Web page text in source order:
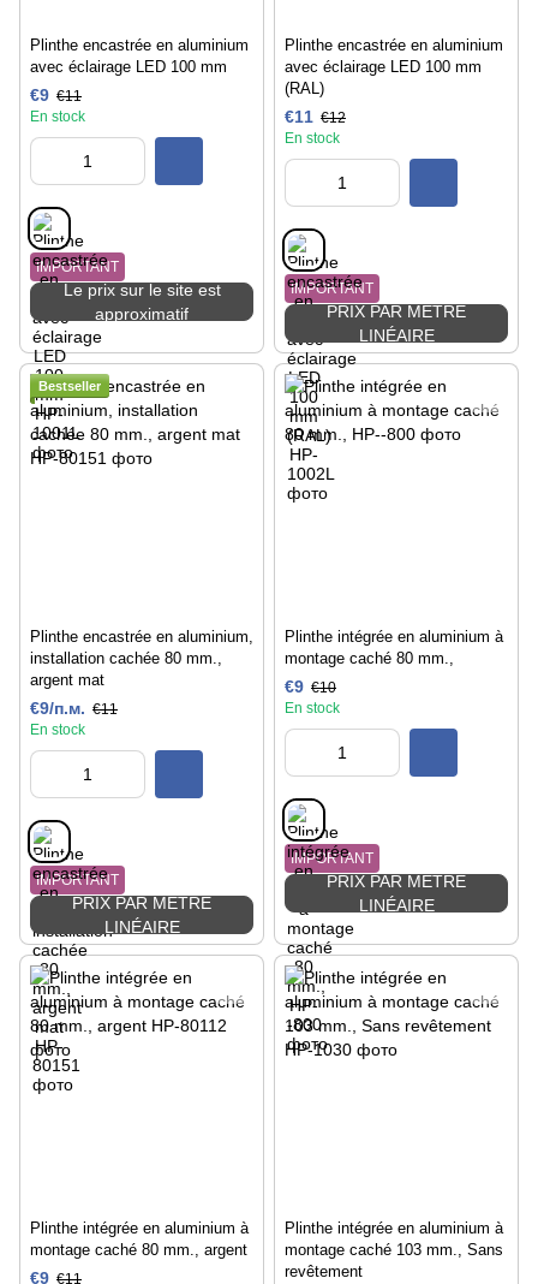
Plinthe encastrée en aluminium
avec éclairage LED 100 mm
€9 €11
En stock
IMPORTANT
Le prix sur le site est
approximatif
Plinthe encastrée en aluminium
avec éclairage LED 100 mm
(RAL)
€11 €12
En stock
IMPORTANT
PRIX PAR MÈTRE
LINÉAIRE
Bestseller
Plinthe encastrée en aluminium,
installation cachée 80 mm.,
argent mat
€9/п.м. €11
En stock
IMPORTANT
PRIX PAR MÈTRE
LINÉAIRE
Plinthe intégrée en aluminium à
montage caché 80 mm.,
€9 €10
En stock
IMPORTANT
PRIX PAR MÈTRE
LINÉAIRE
Plinthe intégrée en aluminium à
montage caché 80 mm., argent
€9 €11
Plinthe intégrée en aluminium à
montage caché 103 mm., Sans
revêtement